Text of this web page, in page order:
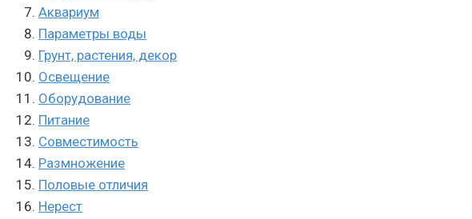
Аквариум
Параметры воды
Грунт, растения, декор
Освещение
Оборудование
Питание
Совместимость
Размножение
Половые отличия
Нерест